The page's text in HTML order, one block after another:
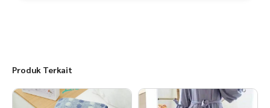
Produk Terkait